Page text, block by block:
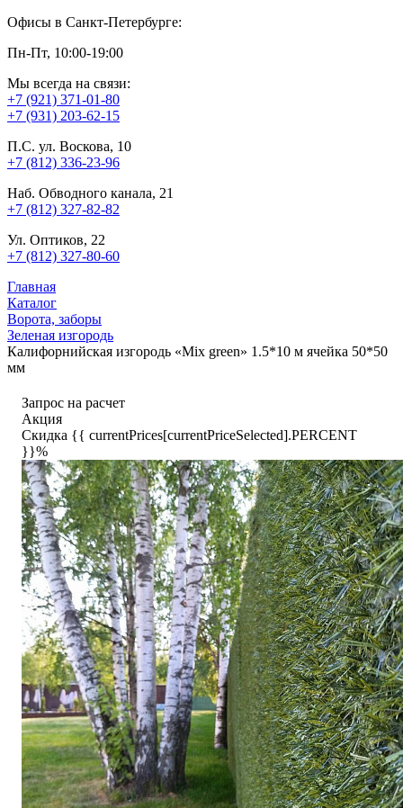
Офисы в Санкт-Петербурге:
Пн-Пт, 10:00-19:00
Мы всегда на связи:
+7 (921) 371-01-80
+7 (931) 203-62-15
П.С. ул. Воскова, 10
+7 (812) 336-23-96
Наб. Обводного канала, 21
+7 (812) 327-82-82
Ул. Оптиков, 22
+7 (812) 327-80-60
Главная
Каталог
Ворота, заборы
Зеленая изгородь
Калифорнийская изгородь «Mix green» 1.5*10 м ячейка 50*50
мм
Запрос на расчет
Акция
Скидка {{ currentPrices[currentPriceSelected].PERCENT
}}%